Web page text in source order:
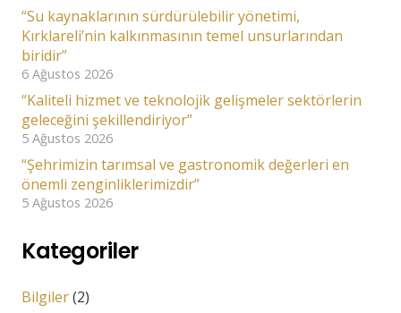
“Su kaynaklarının sürdürülebilir yönetimi,
Kırklareli’nin kalkınmasının temel unsurlarından
biridir”
6 Ağustos 2026
“Kaliteli hizmet ve teknolojik gelişmeler sektörlerin
geleceğini şekillendiriyor”
5 Ağustos 2026
“Şehrimizin tarımsal ve gastronomik değerleri en
önemli zenginliklerimizdir”
5 Ağustos 2026
Kategoriler
Bilgiler(2)